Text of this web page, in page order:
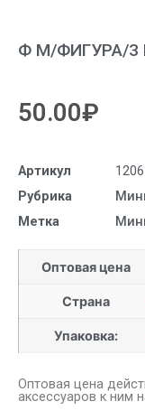
Ф М/ФИГУРА/3
50.00₽
Артикул
Рубрика
Метка
Оптовая цена
Страна
Упаковка:
Оптовая цена
аксессуаров к ним